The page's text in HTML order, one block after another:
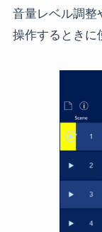
音量レベル調整
操作するときに